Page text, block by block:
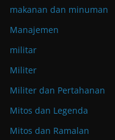
makanan dan minuman
Manajemen
militar
Militer
Militer dan Pertahanan
Mitos dan Legenda
Mitos dan Ramalan